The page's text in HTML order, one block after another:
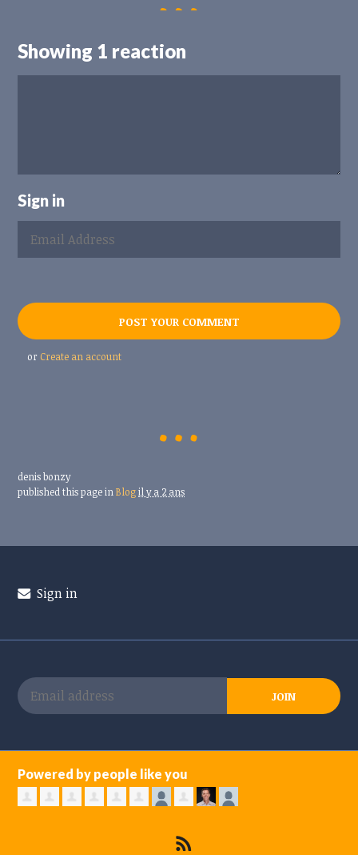
Showing 1 reaction
Sign in
or Create an account
denis bonzy
published this page inBlog il y a 2 ans
Sign in
Powered by people like you